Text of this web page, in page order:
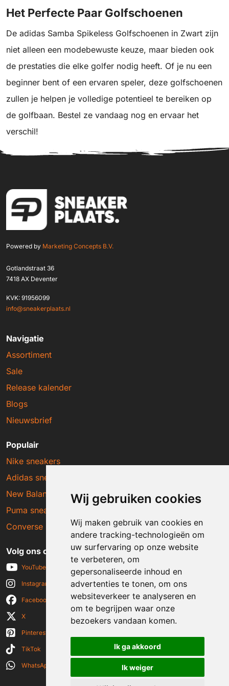
Wij gebruiken cookies
Wij maken gebruik van cookies en
andere tracking-technologieën om
uw surfervaring op onze website
te verbeteren, om
gepersonaliseerde inhoud en
advertenties te tonen, om ons
websiteverkeer te analyseren en
om te begrijpen waar onze
bezoekers vandaan komen.
Ik ga akkoord
Ik weiger
Het Perfecte Paar Golfschoenen
De adidas Samba Spikeless Golfschoenen in Zwart zijn
niet alleen een modebewuste keuze, maar bieden ook
de prestaties die elke golfer nodig heeft. Of je nu een
beginner bent of een ervaren speler, deze golfschoenen
zullen je helpen je volledige potentieel te bereiken op
de golfbaan. Bestel ze vandaag nog en ervaar het
verschil!
Powered by Marketing Concepts B.V.
Gotlandstraat 36
7418 AX Deventer
KVK: 91956099
info@sneakerplaats.nl
Navigatie
Assortiment
Sale
Release kalender
Blogs
Nieuwsbrief
Populair
Nike sneakers
Adidas sneakers
New Balance sneakers
Puma sneakers
Converse sneakers
Volg ons op social media
YouTube
Instagram
Facebook
X
Pinterest
TikTok
WhatsApp